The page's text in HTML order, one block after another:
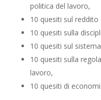
politica del lavoro,
10 quesiti sul reddito
10 quesiti sulla
10 quesiti sul
10 quesiti sulla
lavoro,
10 quesiti di